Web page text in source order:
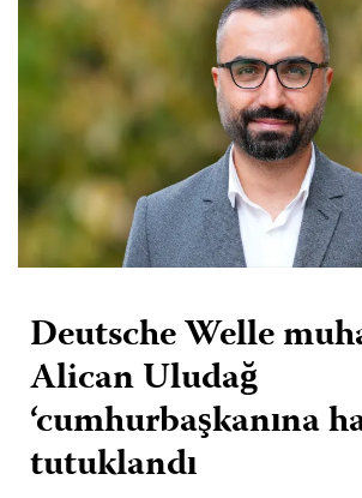
Deutsche Welle
Alican Uludağ
‘cumhurbaşkanına
tutuklandı